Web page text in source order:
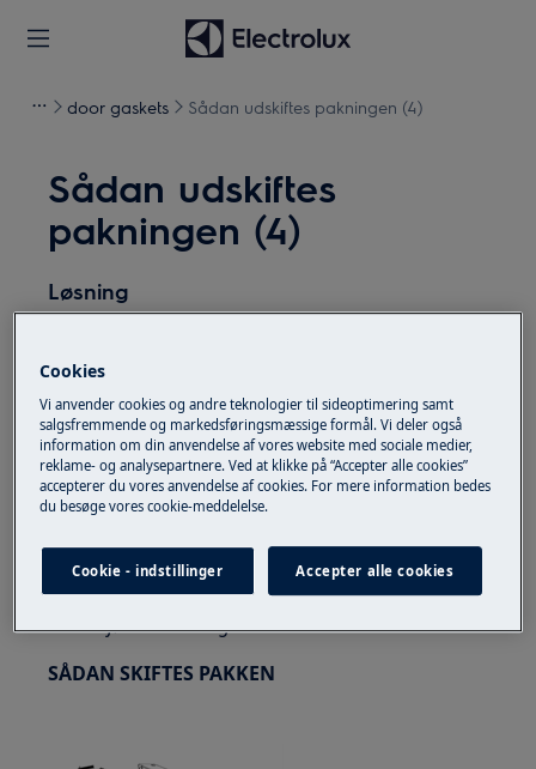
door gaskets Sådan udskiftes pakningen (4)
Sådan udskiftes
pakningen (4)
Løsning
inden vedligeholdelsesarbejde
Vær altid forsigtig, når du flytter apparater. For
tunge apparater er det nødvendigt, at to personer
flytter det.
Brug altid sikkerhedshandsker og lukket fodtøj.
Bemærk, at selvreparation eller ikke-professionel
reparation kan have sikkerhedskonsekvenser, hvis de
ikke udføres ordentligt
SÅDAN SKIFTES PAKKEN
Cookies
Vi anvender cookies og andre teknologier til sideoptimering samt
salgsfremmende og markedsføringsmæssige formål. Vi deler også
information om din anvendelse af vores website med sociale medier,
reklame- og analysepartnere. Ved at klikke på “Accepter alle cookies”
accepterer du vores anvendelse af cookies. For mere information bedes
du besøge vores cookie-meddelelse.
Cookie - indstillinger Accepter alle cookies